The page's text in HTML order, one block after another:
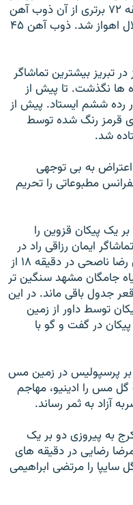
دقيقه ۶۰ و اسماعيل فرهادی در دقيقه ۷۲ برتری از آن ذوب آهن
و پنجمين شکست پياپی از آن استقلال اهواز شد. ذوب آهن ۴۵
تبريز بيشترين تماشاگر
ها نگذشت. تا پيش از
رده ششم ايستاد. پيش از
قرمز رنگ شده توسط
شد.
اعتراض به بی توجهی
مطبوعاتی را تحريم
يک پيکان قزوين را
حضور حدود ۵ هزار تماشاگر ايمان رزاقی راد در
دقيقه ۱۲ برای پيکان گل زد، اما گلهای رضا ناصحی در دقيقه ۱۸ از
را برای سياه جامگان مشهد سنگين تر
جدول باقی ماند. در اين
توسط داور از زمين
در گفت و گو با
بر پرسپوليس در زمين مس
مس را ادينيو، مهاجم
به پيروزی دو بر يک
رضايی در دقيقه های
تک گل سايپا را مرتضی ابراهيمی